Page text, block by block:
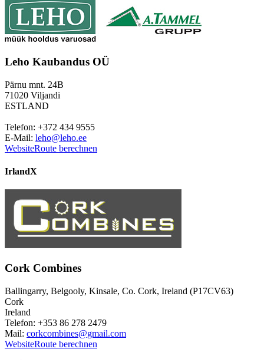
Leho Kaubandus OÜ
Pärnu mnt. 24B
71020 Viljandi
ESTLAND
Telefon: +372 434 9555
E-Mail: leho@leho.ee
WebsiteRoute berechnen
IrlandX
Cork Combines
Ballingarry, Belgooly, Kinsale, Co. Cork, Ireland (P17CV63)
Cork
Ireland
Telefon: +353 86 278 2479
Mail: corkcombines@gmail.com
WebsiteRoute berechnen